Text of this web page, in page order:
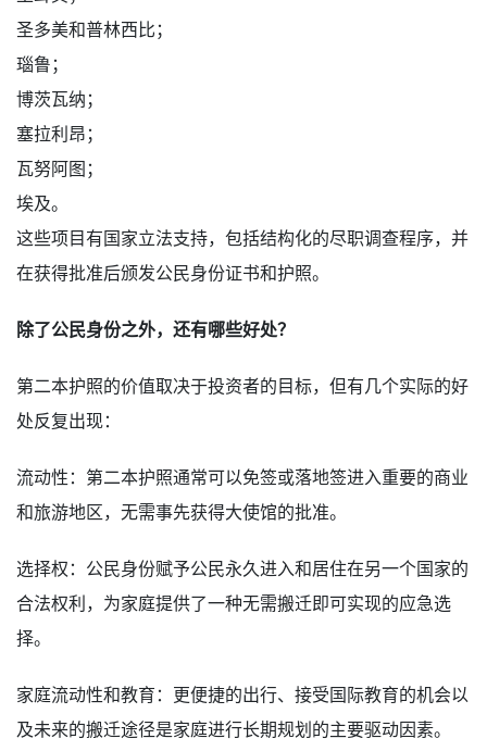
圣多美和普林西比；
瑙鲁；
博茨瓦纳；
塞拉利昂；
瓦努阿图；
埃及。
这些项目有国家立法支持，包括结构化的尽职调查程序，并
在获得批准后颁发公民身份证书和护照。
除了公民身份之外，还有哪些好处？
第二本护照的价值取决于投资者的目标，但有几个实际的好
处反复出现：
流动性：第二本护照通常可以免签或落地签进入重要的商业
和旅游地区，无需事先获得大使馆的批准。
选择权：公民身份赋予公民永久进入和居住在另一个国家的
合法权利，为家庭提供了一种无需搬迁即可实现的应急选
择。
家庭流动性和教育：更便捷的出行、接受国际教育的机会以
及未来的搬迁途径是家庭进行长期规划的主要驱动因素。